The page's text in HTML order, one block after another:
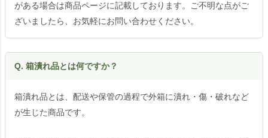
がある場合は商品ページに記載しております。ご不明な点がご
ざいましたら、お気軽にお問い合わせください。
Q. 箱潰れ品とは何ですか？
箱潰れ品とは、配送や保管の過程で外箱に潰れ・傷・破れなど
が生じた商品です。